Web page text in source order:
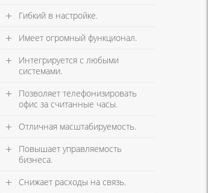
Гибкий в настройке.
Имеет огромный функционал.
Интегрируется с любыми
системами.
Позволяет телефонизировать
офис за считанные часы.
Отличная масштабируемость.
Повышает управляемость
бизнеса.
Снижает расходы на связь.